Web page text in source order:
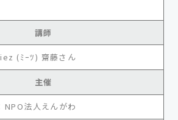
講師
(ﾐｰﾂ) 齋藤さん
主催
法人えんがわ